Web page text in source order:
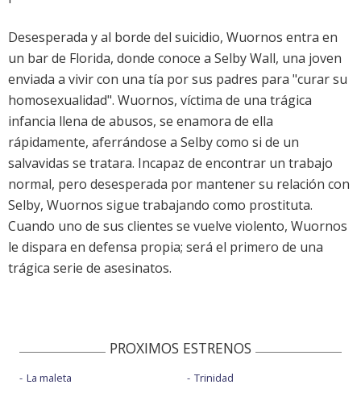
Desesperada y al borde del suicidio, Wuornos entra en
un bar de Florida, donde conoce a Selby Wall, una joven
enviada a vivir con una tía por sus padres para "curar su
homosexualidad". Wuornos, víctima de una trágica
infancia llena de abusos, se enamora de ella
rápidamente, aferrándose a Selby como si de un
salvavidas se tratara. Incapaz de encontrar un trabajo
normal, pero desesperada por mantener su relación con
Selby, Wuornos sigue trabajando como prostituta.
Cuando uno de sus clientes se vuelve violento, Wuornos
le dispara en defensa propia; será el primero de una
trágica serie de asesinatos.
PROXIMOS ESTRENOS
La maleta
Trinidad